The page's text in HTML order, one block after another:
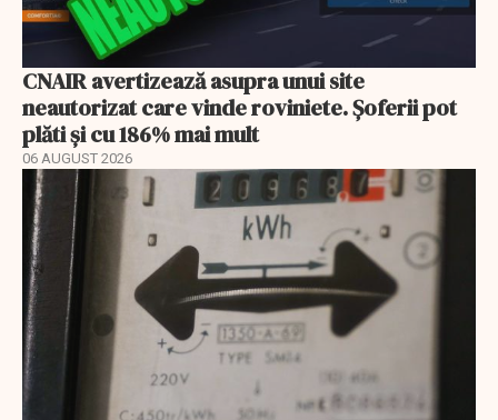
CNAIR avertizează asupra unui site
neautorizat care vinde roviniete. Șoferii pot
plăti și cu 186% mai mult
06 AUGUST 2026